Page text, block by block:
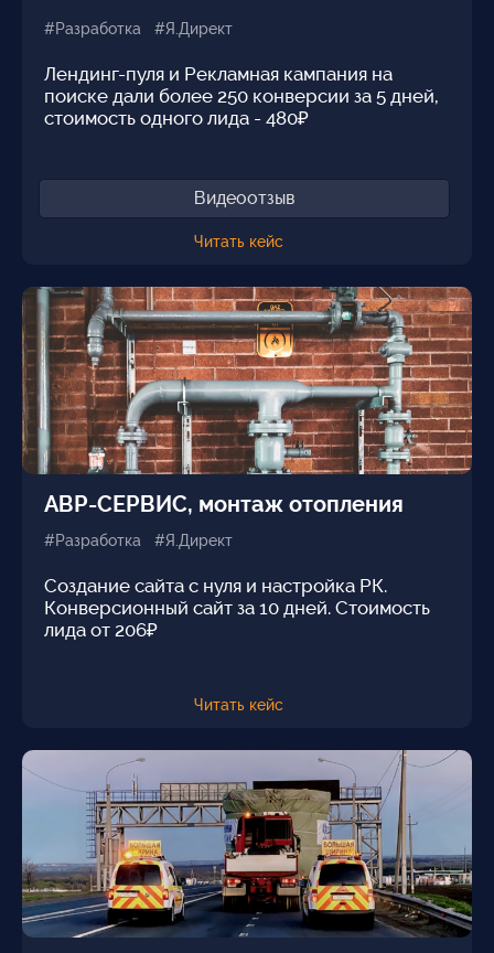
#Разработка #Я.Директ
Лендинг-пуля и Рекламная кампания на
поиске дали более 250 конверсии за 5 дней,
стоимость одного лида - 480₽
Видеоотзыв
Читать кейс
АВР-СЕРВИС, монтаж отопления
#Разработка #Я.Директ
Создание сайта с нуля и настройка РК.
Конверсионный сайт за 10 дней. Стоимость
лида от 206₽
Читать кейс